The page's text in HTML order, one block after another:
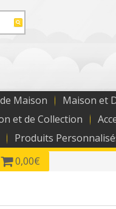
Maison Maison et
et de Collection
Produits
0,00€